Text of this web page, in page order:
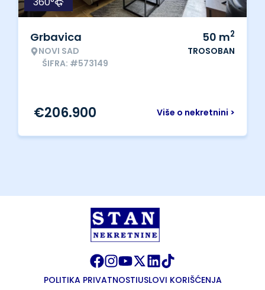
Grbavica
NOVI SAD
ŠIFRA: #573149
50 m2
TROSOBAN
Više o nekretnini >
€206.900
POLITIKA PRIVATNOSTIUSLOVI KORIŠĆENJA